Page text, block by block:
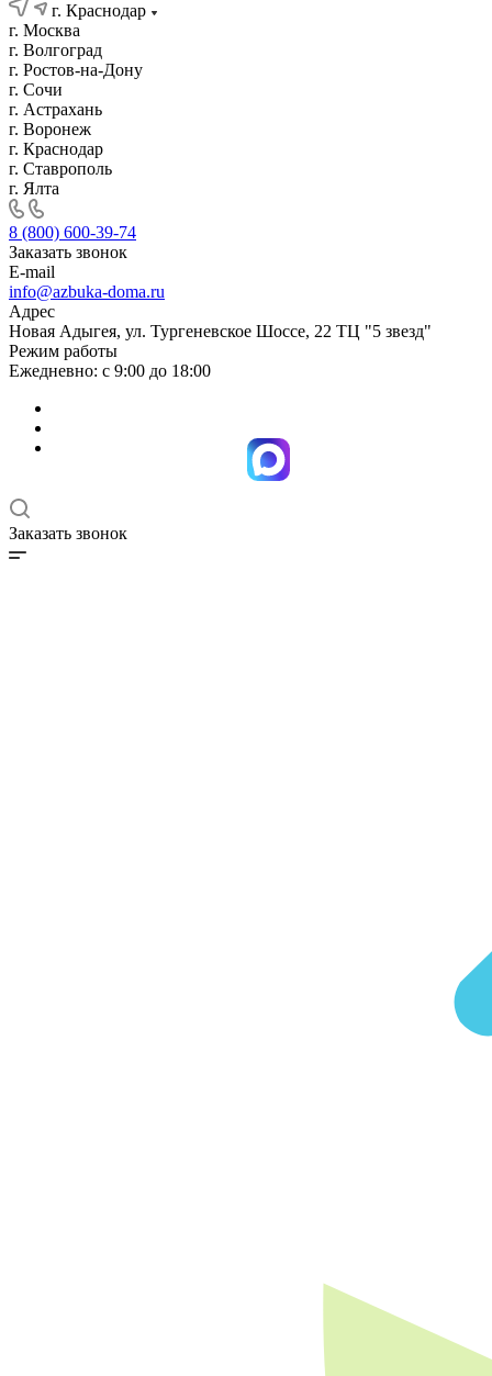
г. Краснодар
г. Москва
г. Волгоград
г. Ростов-на-Дону
г. Сочи
г. Астрахань
г. Воронеж
г. Краснодар
г. Ставрополь
г. Ялта
8 (800) 600-39-74
Заказать звонок
E-mail
info@azbuka-doma.ru
Адрес
Новая Адыгея, ул. Тургеневское Шоссе, 22 ТЦ "5 звезд"
Режим работы
Ежедневно: с 9:00 до 18:00
Заказать звонок